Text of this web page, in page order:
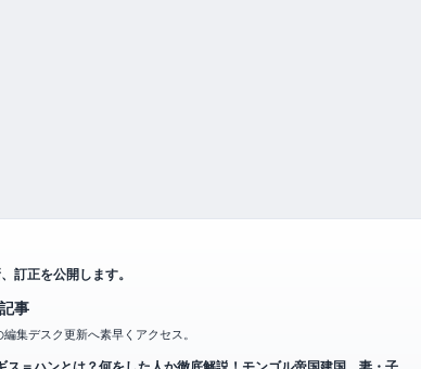
訂正を公開します。
事
編集デスク更新へ素早くアクセス。